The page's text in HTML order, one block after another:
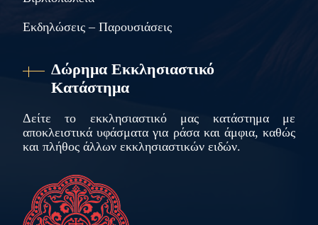
Εκδηλώσεις – Παρουσιάσεις
Δώρημα Εκκλησιαστικό
Κατάστημα
Δείτε το εκκλησιαστικό μας κατάστημα με
αποκλειστικά υφάσματα για ράσα και άμφια, καθώς
και πλήθος άλλων εκκλησιαστικών ειδών.